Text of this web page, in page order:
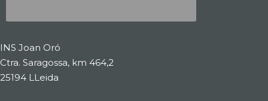
INS Joan Oró
Ctra. Saragossa, km 464,2
25194 LLeida